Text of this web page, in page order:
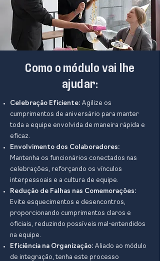
Como o módulo vai lhe
ajudar:
Celebração Eficiente: Agilize os
cumprimentos de aniversário para manter
toda a equipe envolvida de maneira rápida e
eficaz.
Envolvimento dos Colaboradores:
Mantenha os funcionários conectados nas
celebrações, reforçando os vínculos
interpessoais e a cultura de equipe.
Redução de Falhas nas Comemorações:
Evite esquecimentos e desencontros,
proporcionando cumprimentos claros e
oficiais, reduzindo possíveis mal-entendidos
na equipe.
Eficiência na Organização: Aliado ao módulo
de integração, tenha este processo